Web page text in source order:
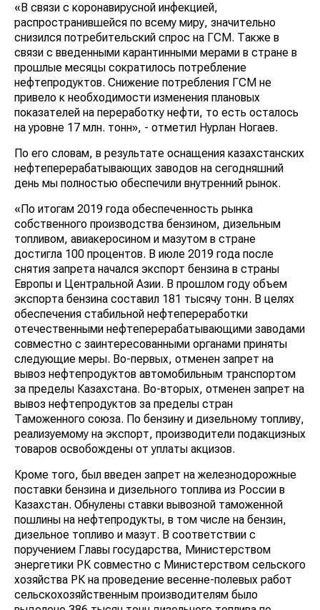
«В связи с коронавирусной инфекцией,
распространившейся по всему миру, значительно
снизился потребительский спрос на ГСМ. Также в
связи с введенными карантинными мерами в стране в
прошлые месяцы сократилось потребление
нефтепродуктов. Снижение потребления ГСМ не
привело к необходимости изменения плановых
показателей на переработку нефти, то есть осталось
на уровне 17 млн. тонн», - отметил Нурлан Ногаев.
По его словам, в результате оснащения казахстанских
нефтеперерабатывающих заводов на сегодняшний
день мы полностью обеспечили внутренний рынок.
«По итогам 2019 года обеспеченность рынка
собственного производства бензином, дизельным
топливом, авиакеросином и мазутом в стране
достигла 100 процентов. В июле 2019 года после
снятия запрета начался экспорт бензина в страны
Европы и Центральной Азии. В прошлом году объем
экспорта бензина составил 181 тысячу тонн. В целях
обеспечения стабильной нефтепереработки
отечественными нефтеперерабатывающими заводами
совместно с заинтересованными органами приняты
следующие меры. Во-первых, отменен запрет на
вывоз нефтепродуктов автомобильным транспортом
за пределы Казахстана. Во-вторых, отменен запрет на
вывоз нефтепродуктов за пределы стран
Таможенного союза. По бензину и дизельному топливу,
реализуемому на экспорт, производители подакцизных
товаров освобождены от уплаты акцизов.
Кроме того, был введен запрет на железнодорожные
поставки бензина и дизельного топлива из России в
Казахстан. Обнулены ставки вывозной таможенной
пошлины на нефтепродукты, в том числе на бензин,
дизельное топливо и мазут. В соответствии с
поручением Главы государства, Министерством
энергетики РК совместно с Министерством сельского
хозяйства РК на проведение весенне-полевых работ
сельскохозяйственным производителям было